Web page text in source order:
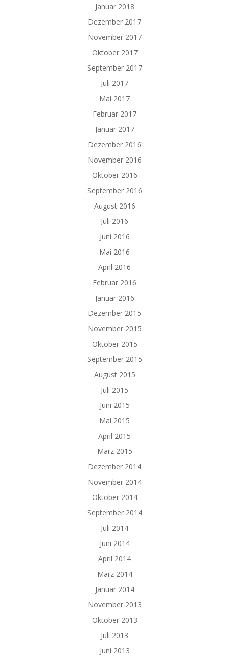
Januar 2018
Dezember 2017
November 2017
Oktober 2017
September 2017
Juli 2017
Mai 2017
Februar 2017
Januar 2017
Dezember 2016
November 2016
Oktober 2016
September 2016
August 2016
Juli 2016
Juni 2016
Mai 2016
April 2016
Februar 2016
Januar 2016
Dezember 2015
November 2015
Oktober 2015
September 2015
August 2015
Juli 2015
Juni 2015
Mai 2015
April 2015
März 2015
Dezember 2014
November 2014
Oktober 2014
September 2014
Juli 2014
Juni 2014
April 2014
März 2014
Januar 2014
November 2013
Oktober 2013
Juli 2013
Juni 2013